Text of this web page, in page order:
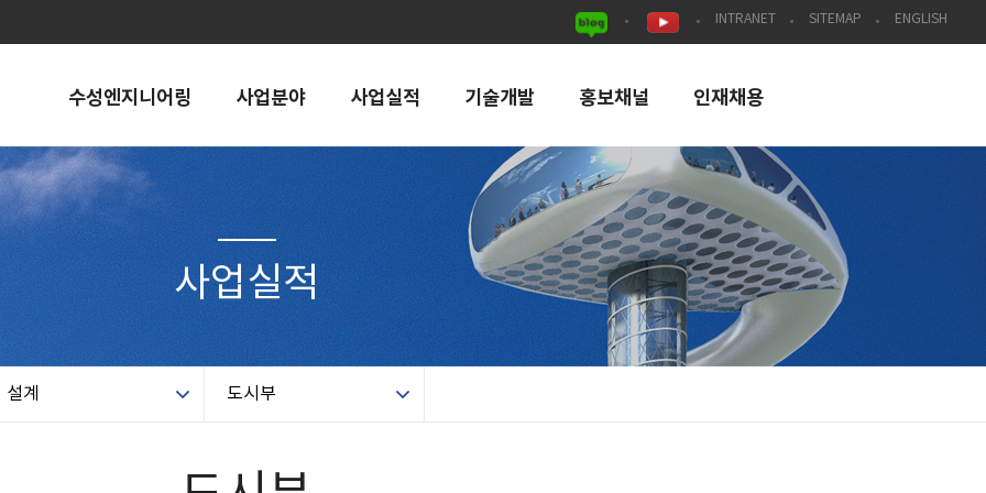
INTRANET SITEMAP ENGLISH
수성엔지니어링 사업분야 사업실적 기술개발 홍보채널 인재채용
사업실적
설계 도시부